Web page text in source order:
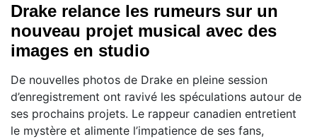
Drake relance les rumeurs sur un
nouveau projet musical avec des
images en studio
De nouvelles photos de Drake en pleine session
d’enregistrement ont ravivé les spéculations autour de
ses prochains projets. Le rappeur canadien entretient
le mystère et alimente l’impatience de ses fans,